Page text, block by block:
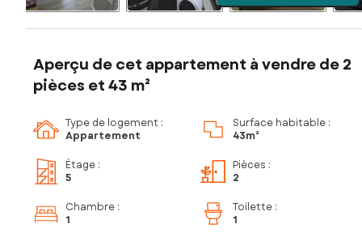
Aperçu de cet appartement à vendre de 2
pièces et 43 m²
Type de logement :
Appartement
Surface habitable :
43m²
Étage :
5
Pièces :
2
Chambre :
1
Toilette :
1